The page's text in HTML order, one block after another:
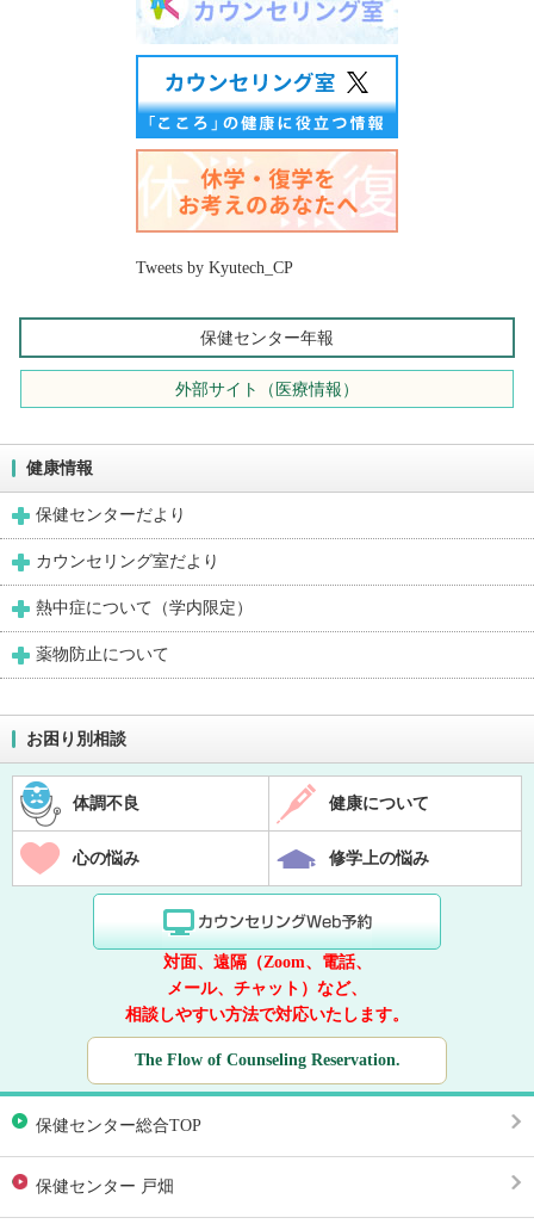
Tweets by Kyutech_CP
保健センター年報
外部サイト（医療情報）
健康情報
保健センターだより
カウンセリング室だより
熱中症について（学内限定）
薬物防止について
お困り別相談
体調不良 健康について
心の悩み 修学上の悩み
対面、遠隔（Zoom、電話、
メール、チャット）など、
相談しやすい方法で対応いたします。
The Flow of Counseling Reservation.
保健センター総合TOP
保健センター 戸畑